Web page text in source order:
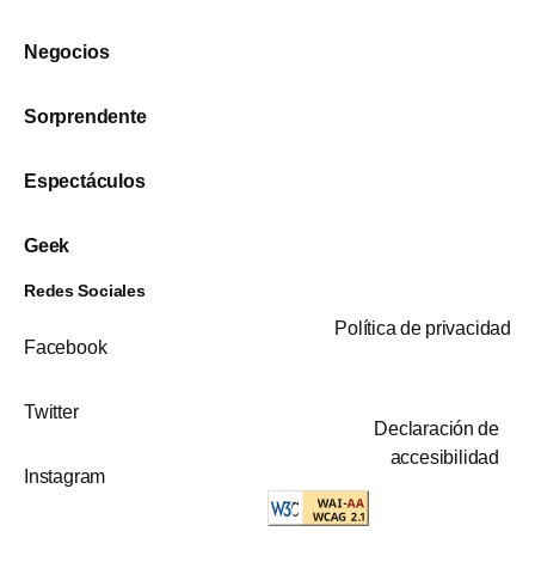
Negocios
Sorprendente
Espectáculos
Geek
Redes Sociales
Facebook
Twitter
Instagram
Política de privacidad
Declaración de
accesibilidad